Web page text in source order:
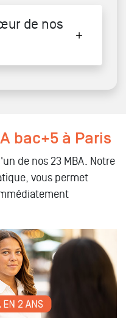
de nos
bac+5 à Paris
de nos 23 MBA. Notre
vous permet